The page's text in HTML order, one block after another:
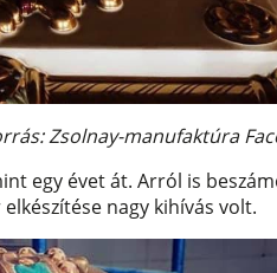
Zsolnay-manufaktúra
egy évet át. Arról is
nagy kihívás volt.